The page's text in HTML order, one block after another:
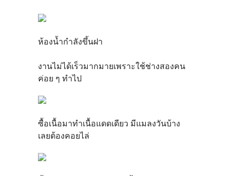
ห้องน้ำกำลังขึ้นฝา
งานไม่ได้เร็วมากมายเพราะใช้ช่างสองคน
ค่อย ๆ ทำไป
ซื้อเนื้อมาทำเนื้อแดดเดียว มีแมลงวันบ้าง
เลยต้องคอยไล่